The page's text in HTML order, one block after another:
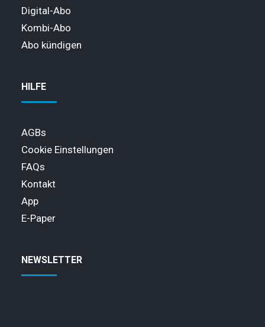
Digital-Abo
Kombi-Abo
Abo kündigen
HILFE
AGBs
Cookie Einstellungen
FAQs
Kontakt
App
E-Paper
NEWSLETTER